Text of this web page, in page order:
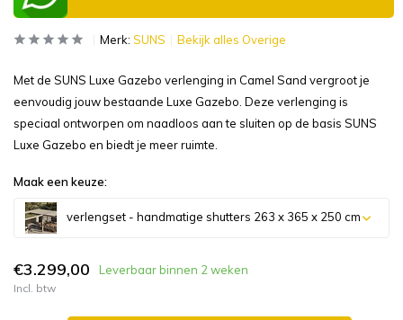
Merk: SUNS Bekijk alles Overige
Met de SUNS Luxe Gazebo verlenging in Camel Sand vergroot je
eenvoudig jouw bestaande Luxe Gazebo. Deze verlenging is
speciaal ontworpen om naadloos aan te sluiten op de basis SUNS
Luxe Gazebo en biedt je meer ruimte.
Maak een keuze:
verlengset - handmatige shutters 263 x 365 x 250 cm
€3.299,00 Leverbaar binnen 2 weken
Incl. btw